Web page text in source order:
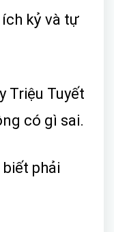
kỷ và tự
Triệu Tuyết
có gì sai.
phải